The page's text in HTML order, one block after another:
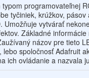
programovateľnej
tyčiniek, krúžkov, pásov
Umožňuje vytvárať
Základné
názov pre tieto
lebo spoločnosť Adafruit
ich ovládanie a nazvala